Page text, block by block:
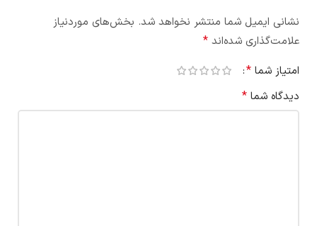
نشانی ایمیل شما منتشر نخواهد شد. بخش‌های موردنیاز
علامت‌گذاری شده‌اند *
امتیاز شما *
دیدگاه شما *